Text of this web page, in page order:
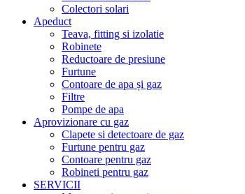
Colectori solari
Apeduct
Teava, fitting si izolatie
Robinete
Reductoare de presiune
Furtune
Contoare de apa și gaz
Filtre
Pompe de apa
Aprovizionare cu gaz
Clapete si detectoare de gaz
Furtune pentru gaz
Contoare pentru gaz
Robineti pentru gaz
SERVICII